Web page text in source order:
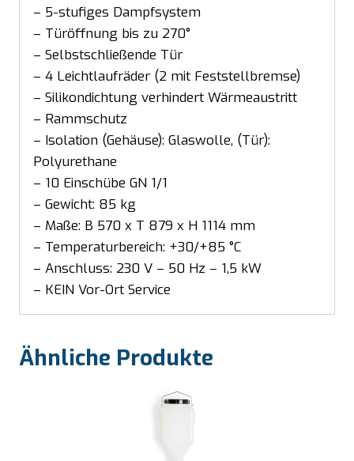
– 5-stufiges Dampfsystem
– Türöffnung bis zu 270°
– Selbstschließende Tür
– 4 Leichtlaufräder (2 mit Feststellbremse)
– Silikondichtung verhindert Wärmeaustritt
– Rammschutz
– Isolation (Gehäuse): Glaswolle, (Tür):
Polyurethane
– 10 Einschübe GN 1/1
– Gewicht: 85 kg
– Maße: B 570 x T 879 x H 1114 mm
– Temperaturbereich: +30/+85 °C
– Anschluss: 230 V – 50 Hz – 1,5 kW
– KEIN Vor-Ort Service
Ähnliche Produkte